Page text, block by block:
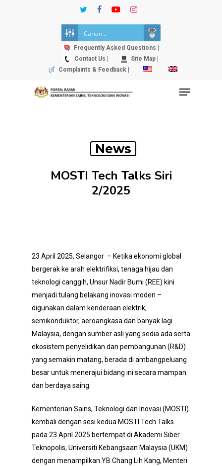
twitterfacebookyoutubeinstagram
Frequently Asked Questions |
Contact Us |
Site Map |
Complaints & Feedback |
Menu
News
MOSTI Tech Talks Siri
2/2025
23 April 2025, Selangor – Ketika ekonomi global
bergerak ke arah elektrifiksi, tenaga hijau dan
teknologi canggih, Unsur Nadir Bumi (REE) kini
menjadi tulang belakang inovasi moden –
digunakan dalam kenderaan elektrik,
semikonduktor, aeroangkasa dan banyak lagi.
Malaysia, dengan sumber asli yang sedia ada serta
ekosistem penyelidikan dan pembangunan (R&D)
yang semakin matang, berada di ambangpeluang
besar untuk menerajui bidang ini secara mampan
dan berdaya saing.
Kementerian Sains, Teknologi dan Inovasi (MOSTI)
kembali dengan sesi kedua MOSTI Tech Talks
pada 23 April 2025 bertempat di Akademi Siber
Teknopolis, Universiti Kebangsaan Malaysia (UKM)
dengan menampilkan YB Chang Lih Kang, Menteri